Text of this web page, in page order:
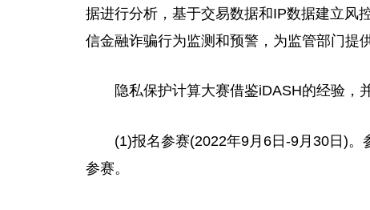
据进行分析，基于交易数据和IP数据建立风
信金融诈骗行为监测和预警，为监管部门提
隐私保护计算大赛借鉴iDASH的经验，
(1)报名参赛(2022年9月6日-9月30日)
参赛。